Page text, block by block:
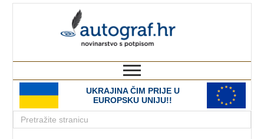
UKRAJINA ČIM PRIJE U
EUROPSKU UNIJU!!